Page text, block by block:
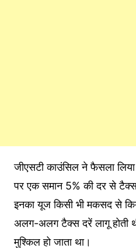
जीएसटी काउंस‍िल ने फैसला ल‍िया
पर एक समान 5% की दर से टैक्‍स
इनका यूज क‍िसी भी मकसद से
अलग-अलग टैक्‍स दरें लागू होती
मुश्‍क‍िल हो जाता था।